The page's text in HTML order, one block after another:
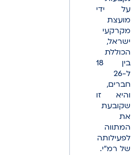
על ידי
מועצת
מקרקעי
ישראל,
הכוללת
בין 18
ל-26
חברים,
והיא זו
שקובעת
את
המתווה
לפעילותה
של רמ"י.